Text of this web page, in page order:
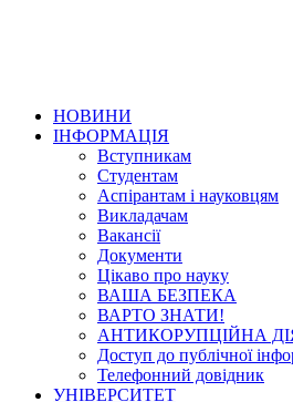
НОВИНИ
ІНФОРМАЦІЯ
Вступникам
Студентам
Аспірантам і науковцям
Викладачам
Вакансії
Документи
Цікаво про науку
ВАША БЕЗПЕКА
ВАРТО ЗНАТИ!
АНТИКОРУПЦІЙНА
Доступ до публічної
Телефонний довідник
УНІВЕРСИТЕТ